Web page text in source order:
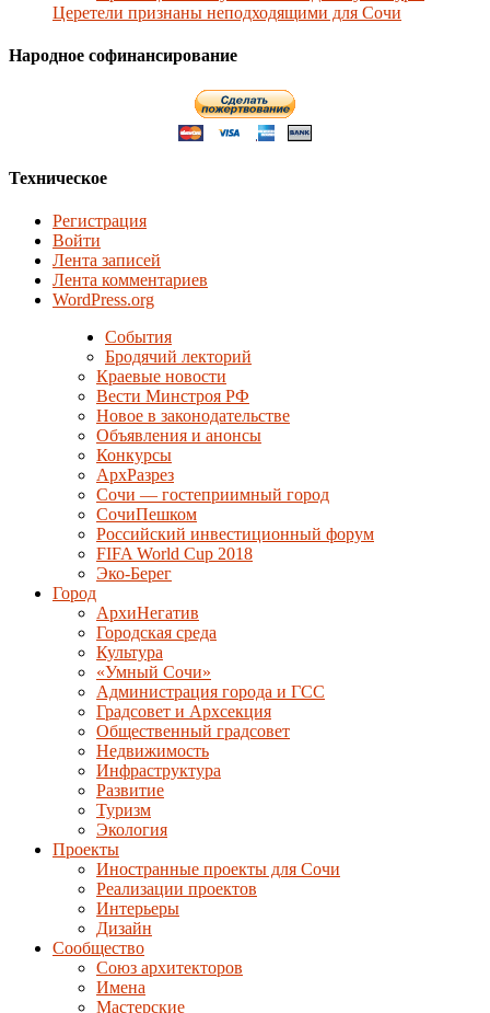
Церетели признаны неподходящими для Сочи
Народное софинансирование
Техническое
Регистрация
Войти
Лента записей
Лента комментариев
WordPress.org
События
Бродячий лекторий
Краевые новости
Вести Минстроя РФ
Новое в законодательстве
Объявления и анонсы
Конкурсы
АрхРазрез
Сочи — гостеприимный город
СочиПешком
Российский инвестиционный форум
FIFA World Cup 2018
Эко-Берег
Город
АрхиНегатив
Городская среда
Культура
«Умный Сочи»
Администрация города и ГСС
Градсовет и Архсекция
Общественный градсовет
Недвижимость
Инфраструктура
Развитие
Туризм
Экология
Проекты
Иностранные проекты для Сочи
Реализации проектов
Интерьеры
Дизайн
Сообщество
Союз архитекторов
Имена
Мастерские